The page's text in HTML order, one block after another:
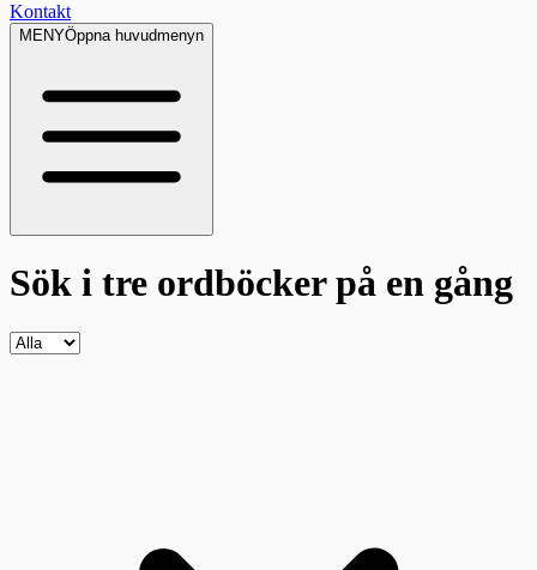
Kontakt
MENYÖppna huvudmenyn
Sök i tre ordböckerpå en gång